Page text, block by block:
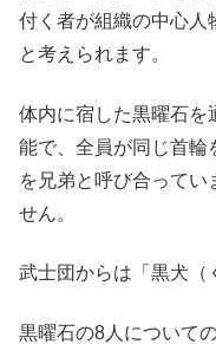
付く者が組織の中心人
と考えられます。
体内に宿した黒曜石を
能で、全員が同じ首輪
を兄弟と呼び合ってい
せん。
武士団からは「黒犬（
黒曜石の8人について